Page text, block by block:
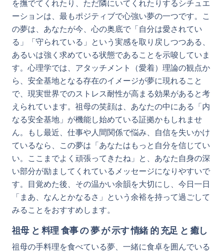
を撫でてくれたり、ただ隣にいてくれたりするシチュエ
ーションは、最もポジティブで心強い夢の一つです。こ
の夢は、あなたが今、心の奥底で「自分は愛されてい
る」「守られている」という実感を取り戻しつつある、
あるいは強く求めている状態であることを示唆していま
す。心理学では、アタッチメント（愛着）理論の観点か
ら、安全基地となる存在のイメージが夢に現れること
で、現実世界でのストレス耐性が高まる効果があると考
えられています。祖母の笑顔は、あなたの中にある「内
なる安全基地」が機能し始めている証拠かもしれませ
ん。もし最近、仕事や人間関係で悩み、自信を失いかけ
ているなら、この夢は「あなたはもっと自分を信じてい
い。ここまでよく頑張ってきたね」と、あなた自身の深
い部分が励ましてくれているメッセージになりやすいで
す。目覚めた後、その温かい余韻を大切にし、今日一日
「まあ、なんとかなるさ」という余裕を持って過ごして
みることをおすすめします。
祖母 と 料理 食事 の 夢 が 示す 情緒 的 充足 と 癒し
祖母の手料理を食べている夢、一緒に食卓を囲んでいる